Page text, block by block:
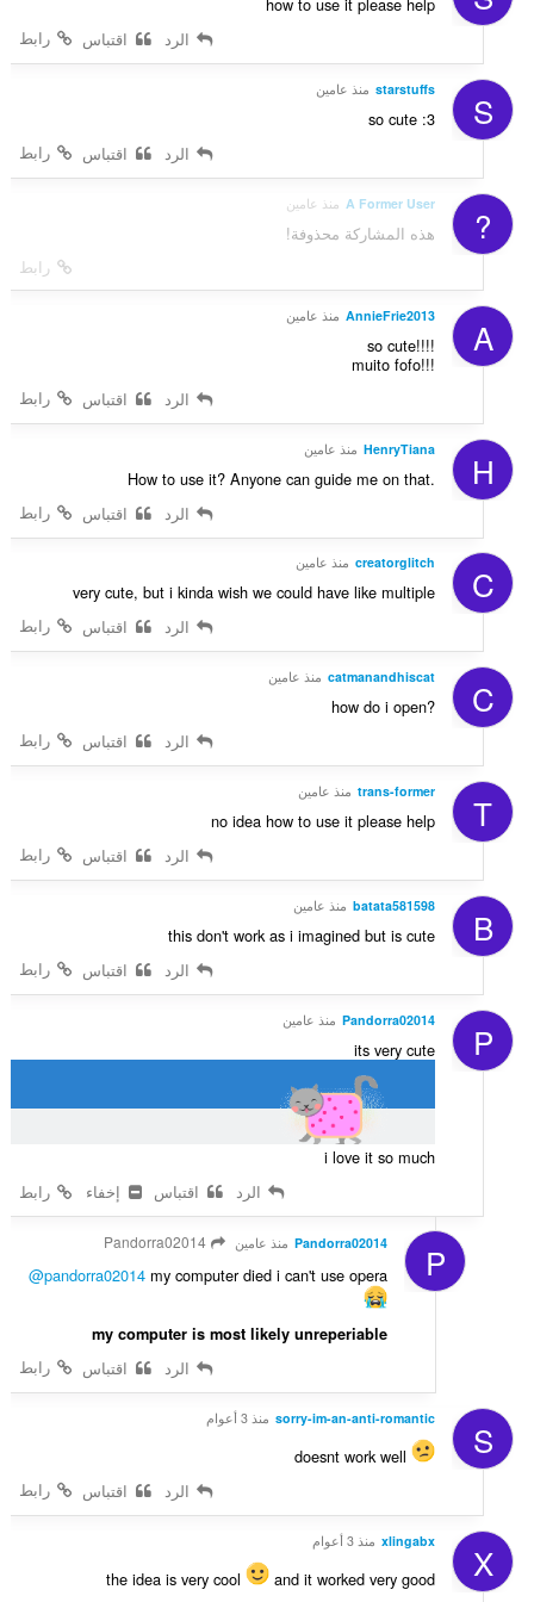
how to use it please help
رابط
الرد اقتباس
S
starstuffs منذ عامين
so cute :3
رابط
الرد اقتباس
?
A Former User منذ عامين
هذه المشاركة محذوفة!
رابط
A
AnnieFrie2013 منذ عامين
so cute!!!!
muito fofo!!!
رابط
الرد اقتباس
H
HenryTiana منذ عامين
How to use it? Anyone can guide me on that.
رابط
الرد اقتباس
C
creatorglitch منذ عامين
very cute, but i kinda wish we could have like multiple
رابط
الرد اقتباس
C
catmanandhiscat منذ عامين
how do i open?
رابط
الرد اقتباس
T
trans-former منذ عامين
no idea how to use it please help
رابط
الرد اقتباس
B
batata581598 منذ عامين
this don't work as i imagined but is cute
رابط
الرد اقتباس
P
Pandorra02014 منذ عامين
its very cute
i love it so much
إخفاء
رابط الرد اقتباس
P
Pandorra02014 منذ عامين Pandorra02014
@pandorra02014 my computer died i can't use opera
my computer is most likely unreperiable
رابط الرد اقتباس
S
sorry-im-an-anti-romantic منذ 3 أعوام
doesnt work well
رابط
الرد اقتباس
X
xlingabx منذ 3 أعوام
the idea is very cool
and it worked very good